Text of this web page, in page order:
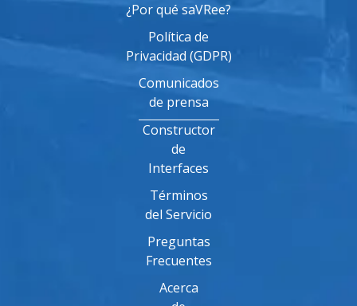
¿Por qué saVRee?
Política de
Privacidad (GDPR)
Comunicados
de prensa
Constructor
de
Interfaces
Términos
del Servicio
Preguntas
Frecuentes
Acerca